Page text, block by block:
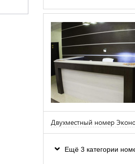
Двухместный номер
Ещё 3 категории